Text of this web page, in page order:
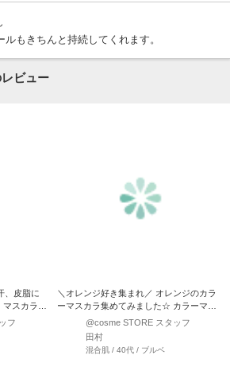
もきちんと持続してくれます。
ビュー
、皮脂に
フ
＼オレンジ好き集まれ／ オレンジのカラ
ーマスカラ集めてみました☆ カラーマス
カラもどん…@cosme STORE スタッフ
田村
混合肌 / 40代 / ブルベ